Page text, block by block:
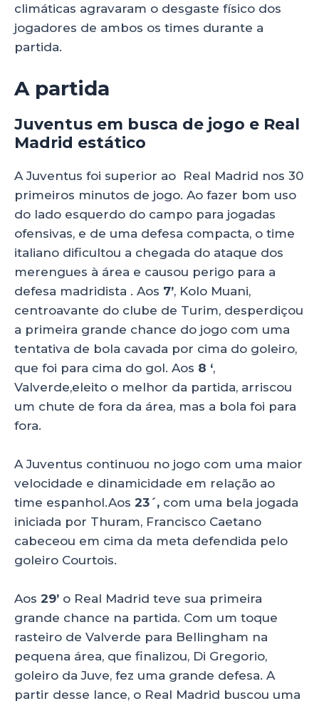
climáticas agravaram o desgaste físico dos
jogadores de ambos os times durante a
partida.
A partida
Juventus em busca de jogo e Real
Madrid estático
A Juventus foi superior ao Real Madrid nos 30
primeiros minutos de jogo. Ao fazer bom uso
do lado esquerdo do campo para jogadas
ofensivas, e de uma defesa compacta, o time
italiano dificultou a chegada do ataque dos
merengues à área e causou perigo para a
defesa madridista . Aos 7’, Kolo Muani,
centroavante do clube de Turim, desperdiçou
a primeira grande chance do jogo com uma
tentativa de bola cavada por cima do goleiro,
que foi para cima do gol. Aos 8 ‘,
Valverde,eleito o melhor da partida, arriscou
um chute de fora da área, mas a bola foi para
fora.
A Juventus continuou no jogo com uma maior
velocidade e dinamicidade em relação ao
time espanhol.Aos 23´, com uma bela jogada
iniciada por Thuram, Francisco Caetano
cabeceou em cima da meta defendida pelo
goleiro Courtois.
Aos 29’ o Real Madrid teve sua primeira
grande chance na partida. Com um toque
rasteiro de Valverde para Bellingham na
pequena área, que finalizou, Di Gregorio,
goleiro da Juve, fez uma grande defesa. A
partir desse lance, o Real Madrid buscou uma